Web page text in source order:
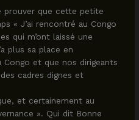
prouver que cette petite
« J’ai rencontré au Congo
qui m’ont laissé une
plus sa place en
Congo et que nos dirigeants
cadres dignes et
et certainement au
». Qui dit Bonne